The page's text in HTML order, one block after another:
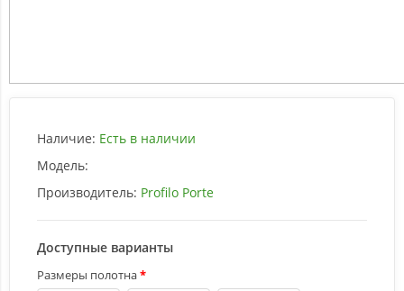
Наличие: Есть в наличии
Модель:
Производитель: Profilo Porte
Доступные варианты
Размеры полотна